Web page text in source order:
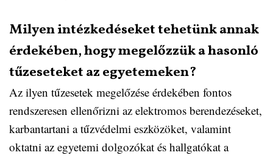
Milyen intézkedéseket tehetünk annak
érdekében, hogy megelőzzük a hasonló
tűzeseteket az egyetemeken?
Az ilyen tűzesetek megelőzése érdekében fontos
rendszeresen ellenőrizni az elektromos berendezéseket,
karbantartani a tűzvédelmi eszközöket, valamint
oktatni az egyetemi dolgozókat és hallgatókat a